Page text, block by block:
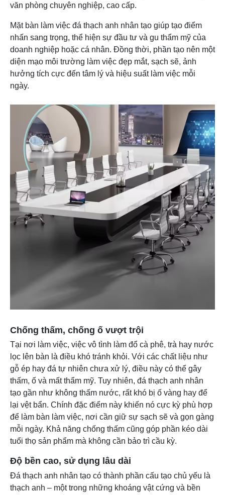
văn phòng chuyên nghiệp, cao cấp.
Mặt bàn làm việc đá thạch anh nhân tạo giúp tạo điểm
nhấn sang trọng, thể hiện sự đầu tư và gu thẩm mỹ của
doanh nghiệp hoặc cá nhân. Đồng thời, phần tạo nên một
diện mạo môi trường làm việc đẹp mắt, sạch sẽ, ảnh
hưởng tích cực đến tâm lý và hiệu suất làm việc mỗi
ngày.
Chống thấm, chống ố vượt trội
Tại nơi làm việc, việc vô tình làm đổ cà phê, trà hay nước
lọc lên bàn là điều khó tránh khỏi. Với các chất liệu như
gỗ ép hay đá tự nhiên chưa xử lý, điều này có thể gây
thấm, ố và mất thẩm mỹ. Tuy nhiên, đá thạch anh nhân
tạo gần như không thấm nước, rất khó bị ố vàng hay để
lại vệt bẩn. Chính đặc điểm này khiến nó cực kỳ phù hợp
để làm bàn làm việc, nơi cần giữ sự sạch sẽ và gọn gàng
mỗi ngày. Khả năng chống thấm cũng góp phần kéo dài
tuổi thọ sản phẩm mà không cần bảo trì cầu kỳ.
Độ bền cao, sử dụng lâu dài
Đá thạch anh nhân tạo có thành phần cấu tạo chủ yếu là
thạch anh – một trong những khoáng vật cứng và bền